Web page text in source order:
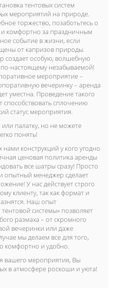
тентовых систем
мероприятий на природе.
торжество, позаботьтесь о
комфортно за праздничным
событие в жизни, если
от капризов природы.
создает особую, волшебную
настоящему незабываемой!
мероприятие –
вечеринку – аренда
уместна. Проведение такого
сплочению
статус мероприятия.
палатку, но не можете
понять!
конструкций у кого угодно
ценовая политика аренды
все шатры сразу! Просто
опытный менеджер сделает
У нас действует строго
клиенту, так как формат и
Наш опыт
тентовой системы» позволяет
размаха – от скромного
вечеринки или даже
мы делаем все для того,
комфортно и удобно.
вашего мероприятия, Вы
в атмосфере роскоши и уюта!